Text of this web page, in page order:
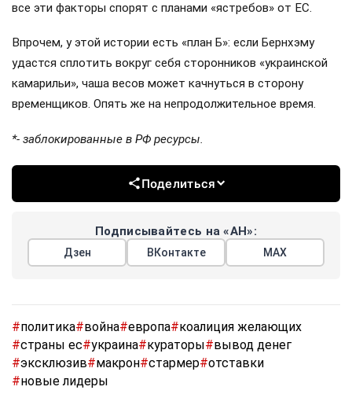
все эти факторы спорят с планами «ястребов» от ЕС.
Впрочем, у этой истории есть «план Б»: если Бернхэму
удастся сплотить вокруг себя сторонников «украинской
камарильи», чаша весов может качнуться в сторону
временщиков. Опять же на непродолжительное время.
*- заблокированные в РФ ресурсы.
Поделиться
Подписывайтесь на «АН»:
Дзен ВКонтакте МАХ
#политика#война#европа#коалиция желающих
#страны ес#украина#кураторы#вывод денег
#эксклюзив#макрон#стармер#отставки
#новые лидеры